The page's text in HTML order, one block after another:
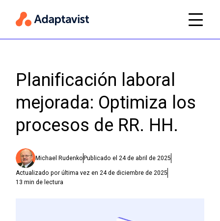
Planificación laboral
mejorada: Optimiza los
procesos de RR. HH.
Michael Rudenko Publicado el 24 de abril de 2025
Actualizado por última vez en 24 de diciembre de 2025
13 min de lectura